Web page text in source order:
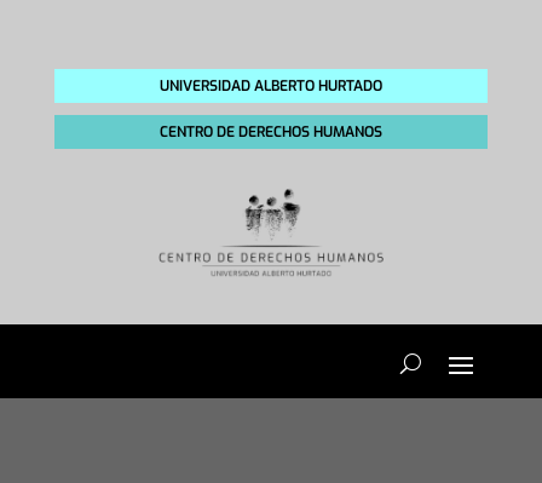
UNIVERSIDAD ALBERTO HURTADO
CENTRO DE DERECHOS HUMANOS